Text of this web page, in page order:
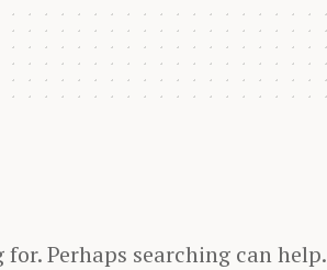
Perhaps searching can help.